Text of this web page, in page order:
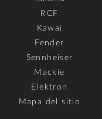
RCF
Kawai
Fender
Sennheiser
Mackie
Elektron
Mapa del sitio